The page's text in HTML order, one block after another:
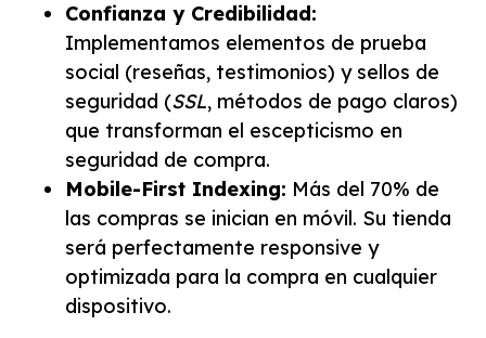
Confianza y Credibilidad:
Implementamos elementos de prueba
social (reseñas, testimonios) y sellos de
seguridad (SSL, métodos de pago claros)
que transforman el escepticismo en
seguridad de compra.
Mobile-First Indexing: Más del 70% de
las compras se inician en móvil. Su tienda
será perfectamente responsive y
optimizada para la compra en cualquier
dispositivo.